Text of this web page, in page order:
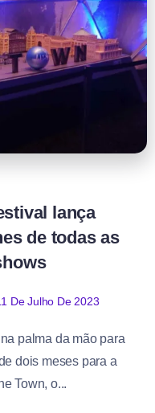
lança
de todas as
De Julho De 2023
palma da mão para
dois meses para a
Town, o...